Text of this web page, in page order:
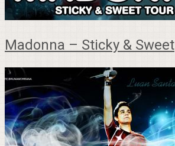
Madonna – Sticky & Sweet